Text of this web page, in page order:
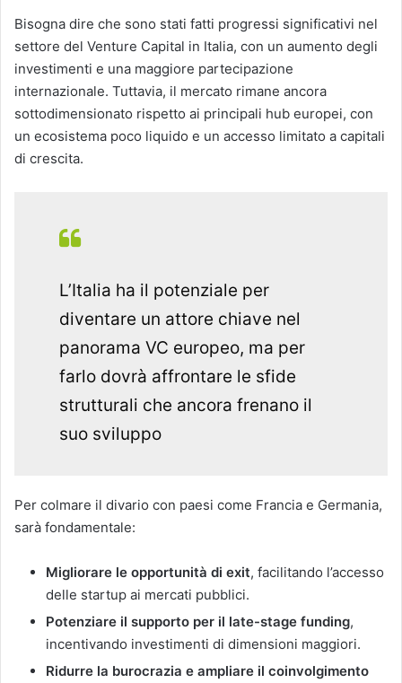
Bisogna dire che sono stati fatti progressi significativi nel
settore del Venture Capital in Italia, con un aumento degli
investimenti e una maggiore partecipazione
internazionale. Tuttavia, il mercato rimane ancora
sottodimensionato rispetto ai principali hub europei, con
un ecosistema poco liquido e un accesso limitato a capitali
di crescita.
L’Italia ha il potenziale per
diventare un attore chiave nel
panorama VC europeo, ma per
farlo dovrà affrontare le sfide
strutturali che ancora frenano il
suo sviluppo
Per colmare il divario con paesi come Francia e Germania,
sarà fondamentale:
Migliorare le opportunità di exit, facilitando l’accesso
delle startup ai mercati pubblici.
Potenziare il supporto per il late-stage funding,
incentivando investimenti di dimensioni maggiori.
Ridurre la burocrazia e ampliare il coinvolgimento